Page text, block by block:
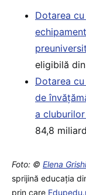
Dotarea
eligibilă
Dotarea
de
a
84,8
Foto: © Elena
sprijină educaţia
prin care